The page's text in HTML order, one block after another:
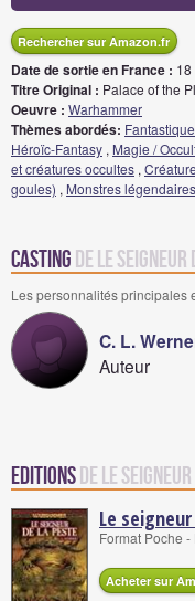
Rechercher sur Amazon.fr
Date de sortie en France :
Titre Original : Palace of the
Oeuvre : Warhammer
Thèmes abordés: Fantastique
Héroïc-Fantasy , Magie /
et créatures occultes ,
goules) , Monstres légendaires
Casting de Le
Les personnalités principales
C. L.
Auteur
Editionsde Le
Le
Format Poche
Acheter sur